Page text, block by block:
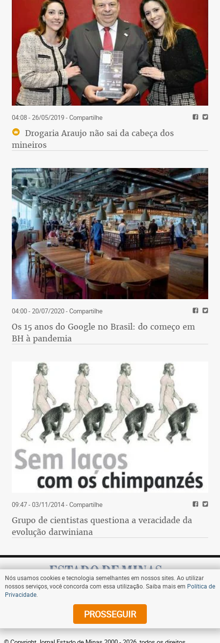
04:08 - 26/05/2019- Compartilhe
Drogaria Araujo não sai da cabeça dos
mineiros
04:00 - 20/07/2020- Compartilhe
Os 15 anos do Google no Brasil: do começo em
BH à pandemia
09:47 - 03/11/2014- Compartilhe
Grupo de cientistas questiona a veracidade da
evolução darwiniana
Assine
Nós usamos cookies e tecnologia semelhantes em nossos sites. Ao utilizar
nossos serviços, você concorda com essa utilização. Saiba mais em Política de
Privacidade
PROSSEGUIR